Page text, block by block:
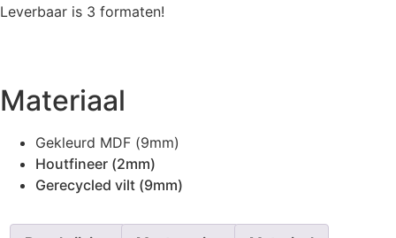
Leverbaar is 3 formaten!
Materiaal
Gekleurd MDF (9mm)
Houtfineer (2mm)
Gerecycled vilt (9mm)